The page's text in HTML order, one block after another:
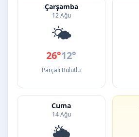
Çarşamba
12 Ağu
🌤️
26°12°
Parçalı Bulutlu
Cuma
14 Ağu